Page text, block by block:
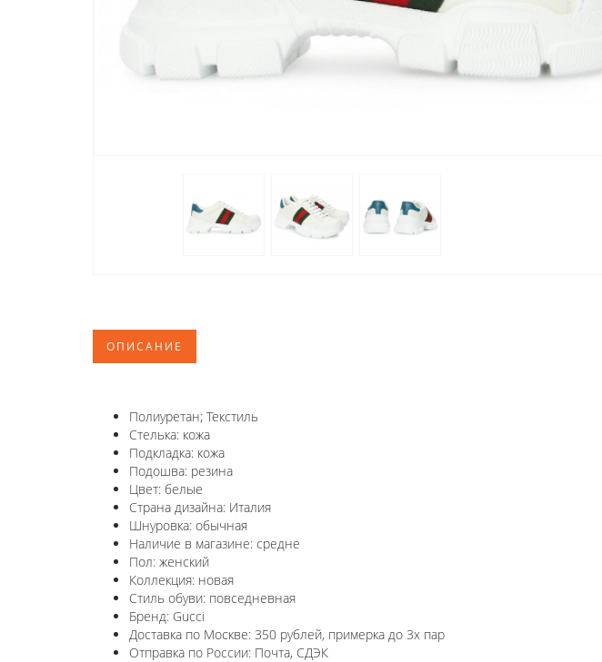
ОПИСАНИЕ
Полиуретан; Текстиль
Стелька: кожа
Подкладка: кожа
Подошва: резина
Цвет: белые
Страна дизайна: Италия
Шнуровка: обычная
Наличие в магазине: средне
Пол: женский
Коллекция: новая
Стиль обуви: повседневная
Бренд: Gucci
Доставка по Москве: 350 рублей, примерка до 3х пар
Отправка по России: Почта, СДЭК